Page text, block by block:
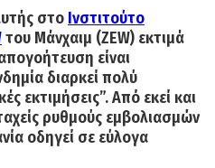
στο Ινστιτούτο
του Μάνχαιμ (ZEW) εκτιμά
είναι
διαρκεί πολύ
εκτιμήσεις”. Από εκεί και
ρυθμούς εμβολιασμών
οδηγεί σε εύλογα